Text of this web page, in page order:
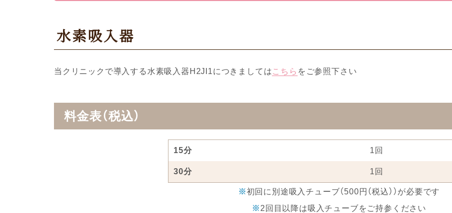
水素吸入器
当クリニックで導入する水素吸入器H2JI1につきましてはこちら をご参照下さい
料金表（税込）
15分 1回
30分 1回
初回に別途吸入チューブ（500円（税込））が必要です
2回目以降は吸入チューブをご持参ください